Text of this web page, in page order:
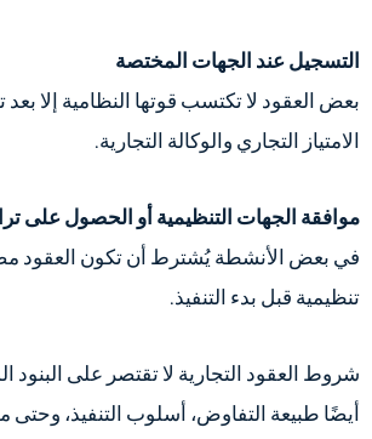
التسجيل عند الجهات المختصة
بعض العقود لا تكتسب قوتها النظامية إلا
الامتياز التجاري والوكالة التجارية.
موافقة الجهات التنظيمية أو الحصول على
في بعض الأنشطة يُشترط أن تكون العقود
تنظيمية قبل بدء التنفيذ.
شروط العقود التجارية لا تقتصر على البنود
أيضًا طبيعة التفاوض، أسلوب التنفيذ،